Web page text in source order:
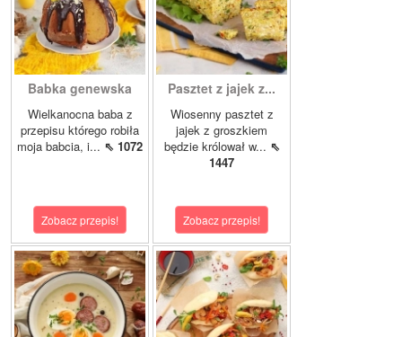
Babka genewska
Wielkanocna baba z
przepisu którego robiła
moja babcia, i... ⇖ 1072
Zobacz przepis!
Pasztet z jajek z...
Wiosenny pasztet z
jajek z groszkiem
będzie królował w... ⇖
1447
Zobacz przepis!